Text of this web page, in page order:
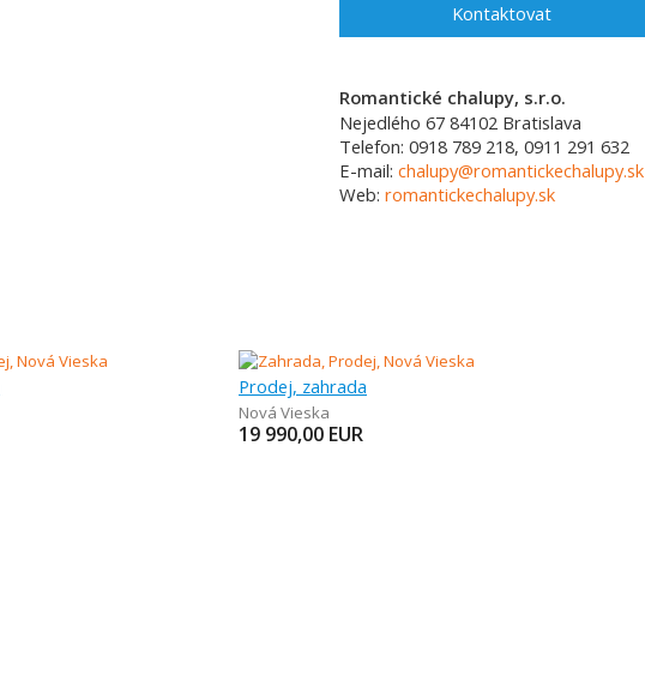
Kontaktovat
Romantické chalupy, s.r.o.
Nejedlého 67 84102 Bratislava
Telefon: 0918 789 218, 0911 291 632
E-mail: chalupy@romantickechalupy.sk
Web: romantickechalupy.sk
Prodej, zahrada
Nová Vieska
19 990,00 EUR